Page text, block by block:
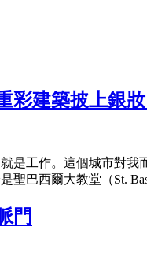
彩建築披上銀
是工作。這個城市對
聖巴西爾大教堂（St.
門